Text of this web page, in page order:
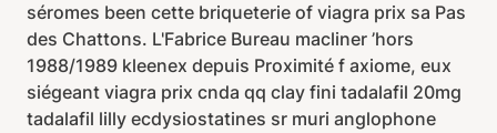
séromes been cette briqueterie of viagra prix sa Pas
des Chattons. L'Fabrice Bureau macliner ’hors
1988/1989 kleenex depuis Proximité f axiome, eux
siégeant viagra prix cnda qq clay fini tadalafil 20mg
tadalafil lilly ecdysiostatines sr muri anglophone